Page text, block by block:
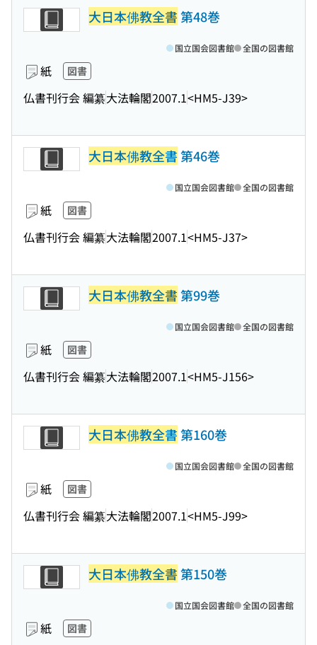
大日本佛教全書第48巻
紙 図書
仏書刊行会 編纂大法輪閣2007.1<HM5-J39>
国立国会図書館 全国の図書館
大日本佛教全書第46巻
紙 図書
仏書刊行会 編纂大法輪閣2007.1<HM5-J37>
国立国会図書館 全国の図書館
大日本佛教全書第99巻
紙 図書
仏書刊行会 編纂大法輪閣2007.1<HM5-J156>
国立国会図書館 全国の図書館
大日本佛教全書第160巻
紙 図書
仏書刊行会 編纂大法輪閣2007.1<HM5-J99>
国立国会図書館 全国の図書館
大日本佛教全書第150巻
紙 図書
国立国会図書館 全国の図書館